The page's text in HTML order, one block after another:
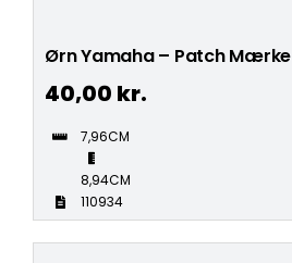
Ørn Yamaha – Patch Mærke
40,00 kr.
7,96CM
8,94CM
110934